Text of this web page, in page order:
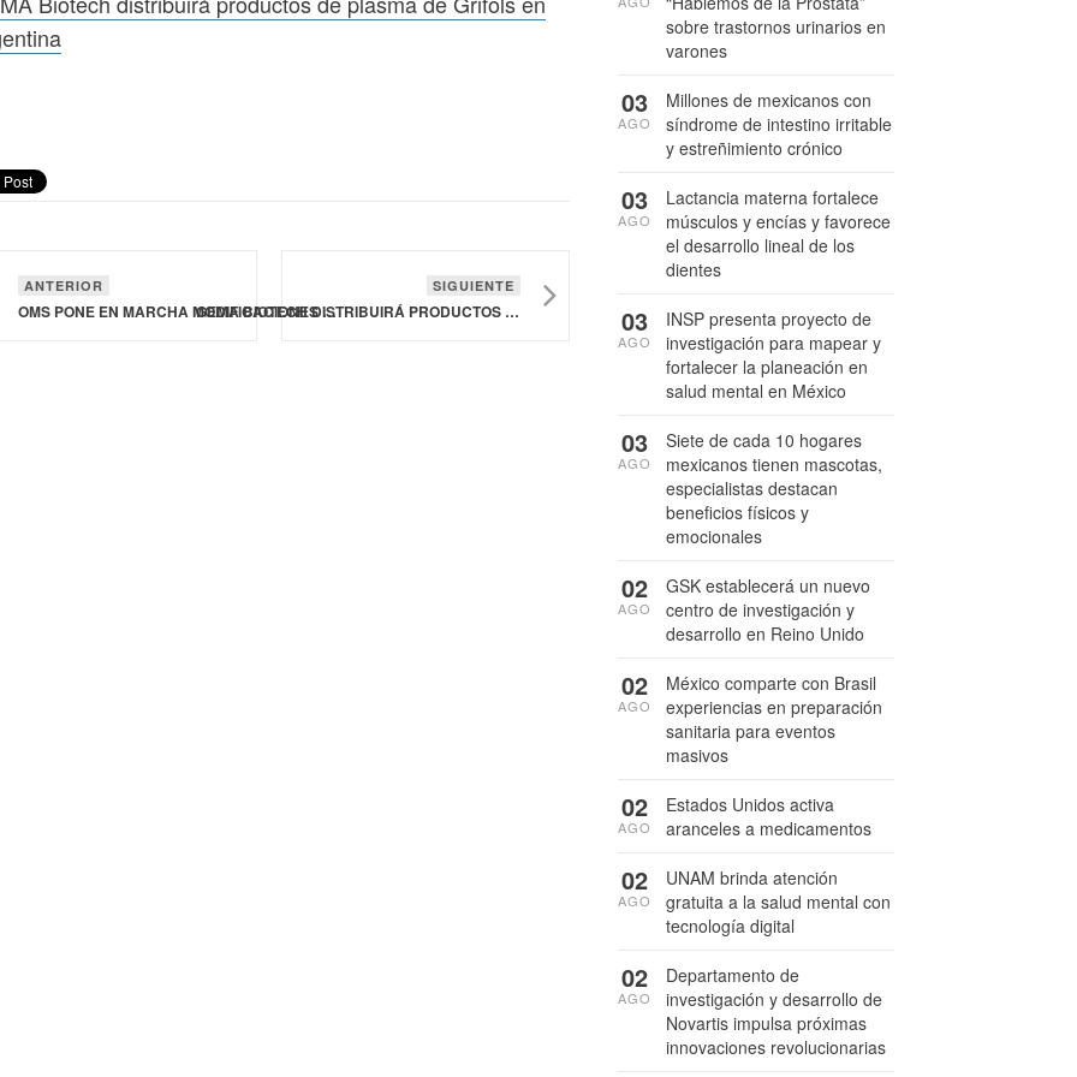
ANTERIOR
OMS PONE EN MARCHA MODIFICACIONES DEL REGLAMENTO SANITARIO INTERNACIONAL
SIGUIENTE
GEMA BIOTECH DISTRIBUIRÁ PRODUCTOS DE PLASMA DE GRIFOLS EN ARGENTINA
sobre trastornos urinarios en
varones
Millones de mexicanos con
síndrome de intestino irritable
y estreñimiento crónico
03
AGO
Lactancia materna fortalece
músculos y encías y favorece
el desarrollo lineal de los
dientes
03
AGO
INSP presenta proyecto de
investigación para mapear y
fortalecer la planeación en
salud mental en México
03
AGO
Siete de cada 10 hogares
mexicanos tienen mascotas,
especialistas destacan
beneficios físicos y
emocionales
03
AGO
GSK establecerá un nuevo
centro de investigación y
desarrollo en Reino Unido
02
AGO
México comparte con Brasil
experiencias en preparación
sanitaria para eventos
masivos
02
AGO
Estados Unidos activa
aranceles a medicamentos
02
AGO
UNAM brinda atención
gratuita a la salud mental con
tecnología digital
02
AGO
Departamento de
investigación y desarrollo de
Novartis impulsa próximas
innovaciones revolucionarias
02
AGO